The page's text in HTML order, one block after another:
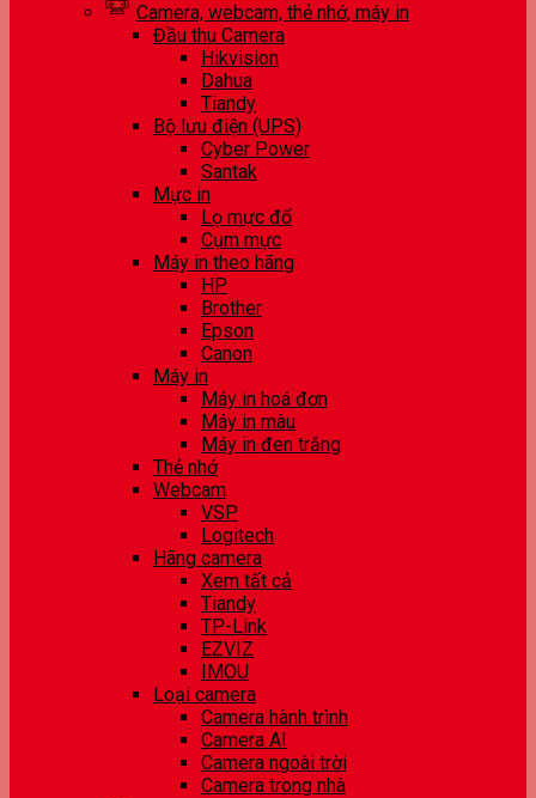
Camera, webcam, thẻ nhớ, máy in
Đầu thu Camera
Hikvision
Dahua
Tiandy
Bộ lưu điện (UPS)
Cyber Power
Santak
Mực in
Lọ mực đổ
Cụm mực
Máy in theo hãng
HP
Brother
Epson
Canon
Máy in
Máy in hoá đơn
Máy in màu
Máy in đen trắng
Thẻ nhớ
Webcam
VSP
Logitech
Hãng camera
Xem tất cả
Tiandy
TP-Link
EZVIZ
IMOU
Loại camera
Camera hành trình
Camera AI
Camera ngoài trời
Camera trong nhà